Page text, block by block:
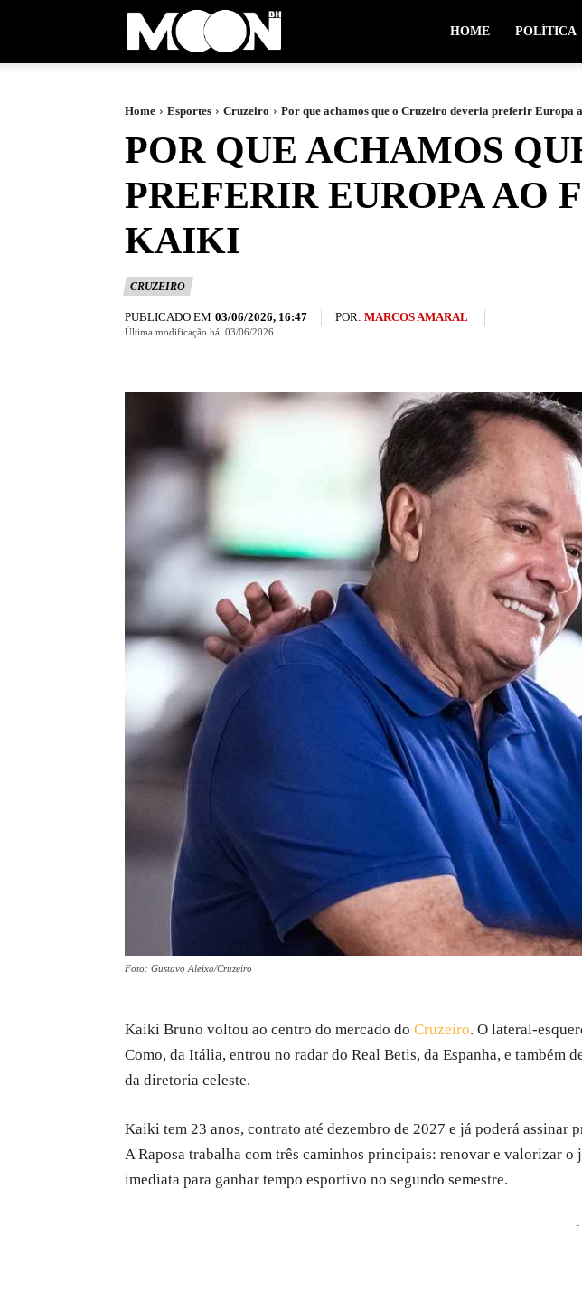
HOME POLÍTICA
Home Esportes Cruzeiro Por que achamos que o Cruzeiro deveria preferir Europa
POR QUE ACHAMOS
PREFERIR EUROPA AO
KAIKI
CRUZEIRO
PUBLICADO EM 03/06/2026, 16:47 POR: MARCOS AMARAL
Última modificação há: 03/06/2026
Foto: Gustavo Aleixo/Cruzeiro
Kaiki Bruno voltou ao centro do mercado do Cruzeiro. O lateral-
Como, da Itália, entrou no radar do Real Betis, da Espanha, e também
da diretoria celeste.
Kaiki tem 23 anos, contrato até dezembro de 2027 e já poderá
A Raposa trabalha com três caminhos principais: renovar e valorizar
imediata para ganhar tempo esportivo no segundo semestre.
-